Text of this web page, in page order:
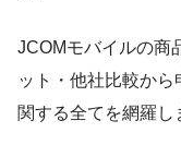
JCOMモバイルの商
ット・他社比較か
関する全てを網羅し